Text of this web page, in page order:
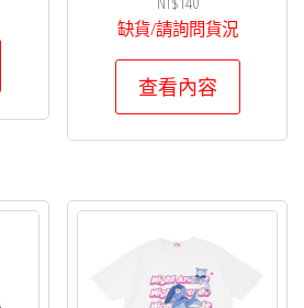
缺貨/請詢問貨況
查看內容